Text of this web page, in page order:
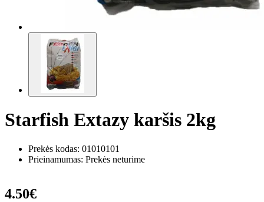
Starfish Extazy karšis 2kg
Prekės kodas: 01010101
Prieinamumas: Prekės neturime
4.50€